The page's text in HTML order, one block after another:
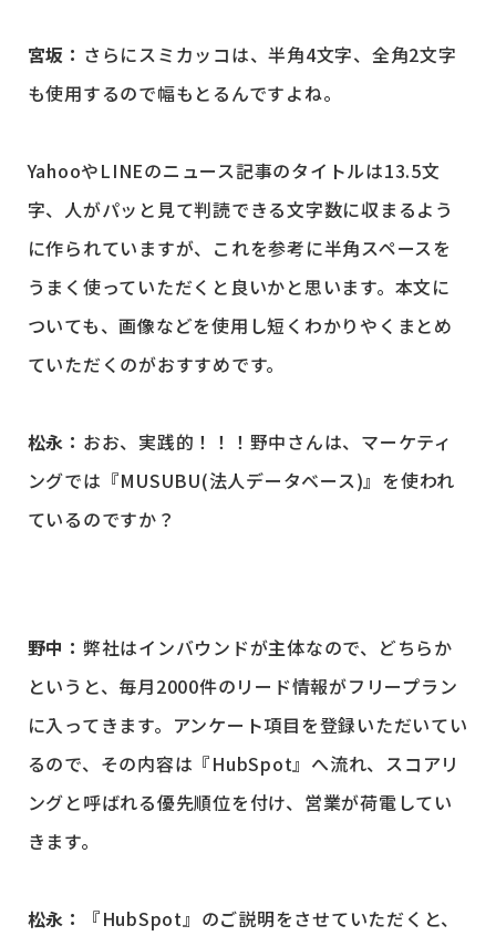
宮坂： さらにスミカッコは、半角4文字、全角2文字
も使用するので幅もとるんですよね。
YahooやLINEのニュース記事のタイトルは13.5文
字、人がパッと見て判読できる文字数に収まるよう
に作られていますが、これを参考に半角スペースを
うまく使っていただくと良いかと思います。本文に
ついても、画像などを使用し短くわかりやくまとめ
ていただくのがおすすめです。
松永： おお、実践的！！！野中さんは、マーケティ
ングでは『MUSUBU(法人データベース)』を使われ
ているのですか？
野中： 弊社はインバウンドが主体なので、どちらか
というと、毎月2000件のリード情報がフリープラン
に入ってきます。アンケート項目を登録いただいてい
るので、その内容は『HubSpot』へ流れ、スコアリ
ングと呼ばれる優先順位を付け、営業が荷電してい
きます。
松永：
『HubSpot』のご説明をさせていただくと、